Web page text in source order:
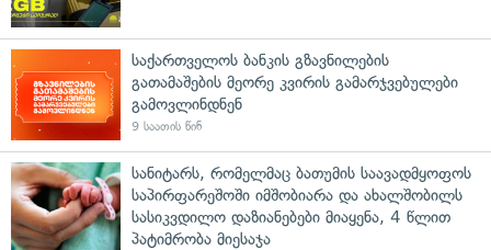
საქართველოს ბანკის გზავნილების
გათამაშების მეორე კვირის გამარჯვებულები
გამოვლინდნენ
9 საათის წინ
სანიტარს, რომელმაც ბათუმის საავადმყოფოს
საპირფარეშოში იმშობიარა და ახალშობილს
სასიკვდილო დაზიანებები მიაყენა, 4 წლით
პატიმრობა მიესაჯა